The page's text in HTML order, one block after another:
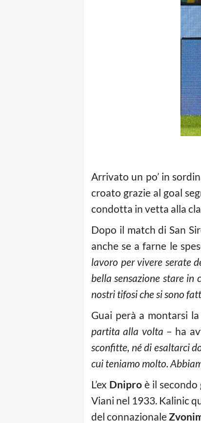
Arrivato un po’ in
croato grazie al goal
condotta in vetta alla
Dopo il match di San
anche se a farne le
lavoro per vivere serate
bella sensazione stare in
nostri tifosi che si sono
Guai perà a montarsi
partita alla volta – ha
sconfitte, né di esaltarci
cui teniamo molto.
L’ex Dnipro è il
Viani nel 1933. Kalinic
del connazionale